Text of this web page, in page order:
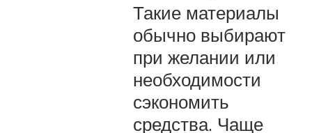
Такие материалы
обычно выбирают
при желании или
необходимости
сэкономить
средства. Чаще